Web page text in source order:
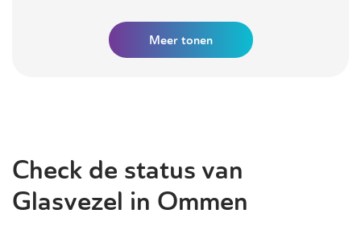
Meer tonen
Check de status van
Glasvezel in Ommen